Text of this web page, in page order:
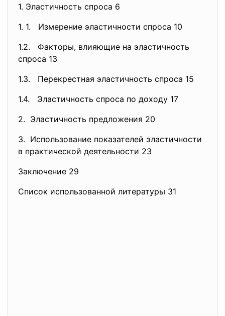
1. Эластичность спроса 6
1. 1. Измерение эластичности спроса 10
1.2. Факторы, влияющие на эластичность
спроса 13
1.3. Перекрестная эластичность спроса 15
1.4. Эластичность спроса по доходу 17
2. Эластичность предложения 20
3. Использование показателей эластичности
в практической деятельности 23
Заключение 29
Список использованной литературы 31